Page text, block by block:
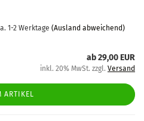
1-2 Werktage (Ausland abweichend)
ab 29,00 EUR
inkl. 20% MwSt. zzgl. Versand
ARTIKEL